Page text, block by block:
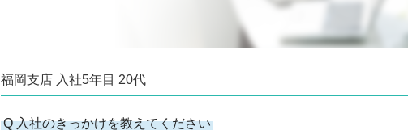
福岡支店 入社5年目 20代
Q 入社のきっかけを教えてください